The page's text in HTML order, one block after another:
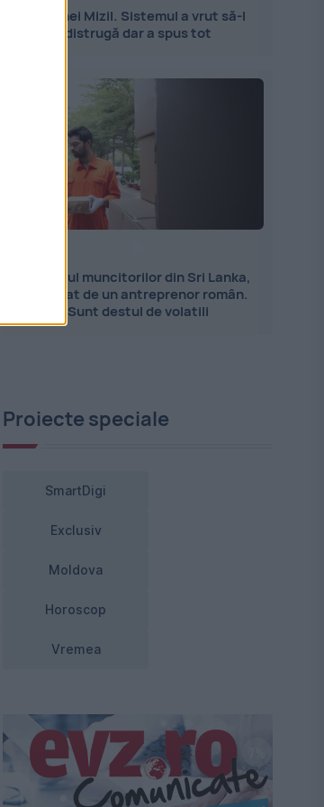
Serghei Mizil. Sistemul a vrut să-l
distrugă dar a spus tot
Importul muncitorilor din Sri Lanka,
explicat de un antreprenor român.
Sunt destul de volatili
Proiecte speciale
SmartDigi
Exclusiv
Moldova
Horoscop
Vremea